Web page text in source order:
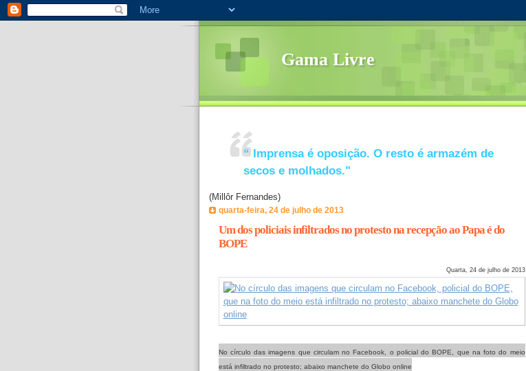
Gama Livre
“ Imprensa é oposição. O resto é armazém de
secos e molhados."
(Millôr Fernandes)
quarta-feira, 24 de julho de 2013
Um dos policiais infiltrados no protesto na recepção ao Papa é do
BOPE
Quarta, 24 de julho de 2013
No círculo das imagens que circulam no Facebook, o policial do BOPE, que na foto do meio
está infiltrado no protesto; abaixo manchete do Globo online